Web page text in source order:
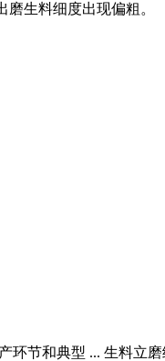
生料细度出现偏粗。
节和典型 ... 生料立